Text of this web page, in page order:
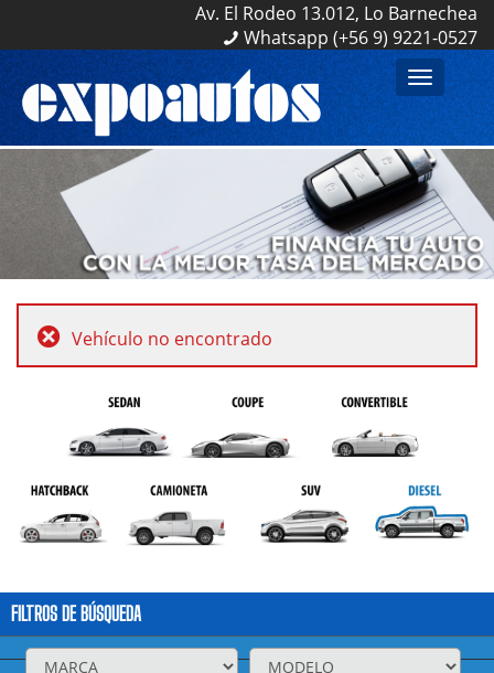
Av. El Rodeo 13.012, Lo Barnechea
Whatsapp (+56 9) 9221-0527
Av. El Rodeo 13.012, Lo Barnechea
Whatsapp (+56 9) 9221-0527
Toggle
navigation
Vehículo no encontrado
FILTROS DE BÚSQUEDA